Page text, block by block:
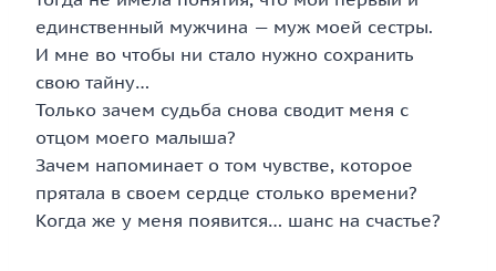
единственный мужчина — муж моей сестры.
И мне во чтобы ни стало нужно сохранить
свою тайну…
Только зачем судьба снова сводит меня с
отцом моего малыша?
Зачем напоминает о том чувстве, которое
прятала в своем сердце столько времени?
Когда же у меня появится… шанс на счастье?